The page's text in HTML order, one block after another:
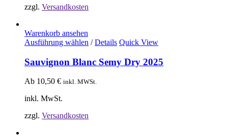
zzgl. Versandkosten
Warenkorb ansehen
Ausführung wählen / Details Quick View
Sauvignon Blanc Semy Dry 2025
Ab 10,50 € inkl. MWSt.
inkl. MwSt.
zzgl. Versandkosten